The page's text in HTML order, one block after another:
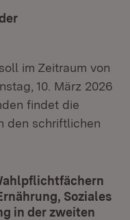
im Zeitraum von
10. März 2026
findet die
den schriftlichen
Soziales
in der zweiten